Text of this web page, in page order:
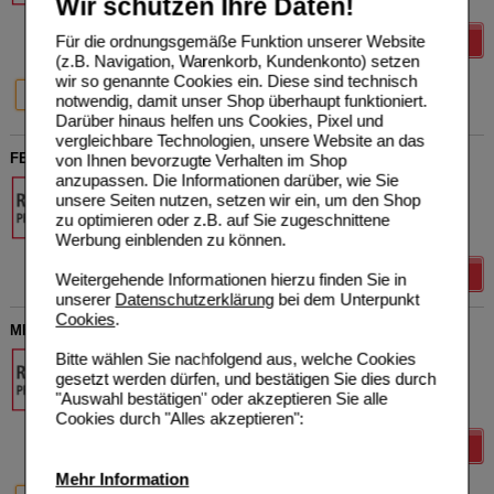
Wir schützen Ihre Daten!
Für die ordnungsgemäße Funktion unserer Website
(z.B. Navigation, Warenkorb, Kundenkonto) setzen
wir so genannte Cookies ein. Diese sind technisch
notwendig, damit unser Shop überhaupt funktioniert.
Darüber hinaus helfen uns Cookies, Pixel und
vergleichbare Technologien, unsere Website an das
von Ihnen bevorzugte Verhalten im Shop
anzupassen. Die Informationen darüber, wie Sie
unsere Seiten nutzen, setzen wir ein, um den Shop
zu optimieren oder z.B. auf Sie zugeschnittene
Werbung einblenden zu können.
Weitergehende Informationen hierzu finden Sie in
unserer Datenschutzerklärungbei dem Unterpunkt
Cookies.
Bitte wählen Sie nachfolgend aus, welche Cookies
gesetzt werden dürfen, und bestätigen Sie dies durch
"Auswahl bestätigen" oder akzeptieren Sie alle
Cookies durch "Alles akzeptieren":
Mehr Information
28 St 98 St
FEBUXOSTAT PUREN 80 mg Filmtabletten
PUREN Pharma GmbH &
Co. KG
14304577
28St Filmtabletten
MEMANTIN PUREN 5 mg Filmtabletten
PUREN Pharma GmbH &
Co. KG
16201172
28St Filmtabletten